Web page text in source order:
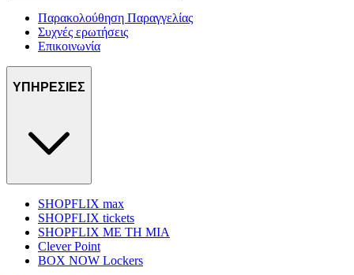
Παρακολούθηση Παραγγελίας
Συχνές ερωτήσεις
Επικοινωνία
ΥΠΗΡΕΣΙΕΣ
SHOPFLIX max
SHOPFLIX tickets
SHOPFLIX ΜΕ ΤΗ ΜΙΑ
Clever Point
BOX NOW Lockers